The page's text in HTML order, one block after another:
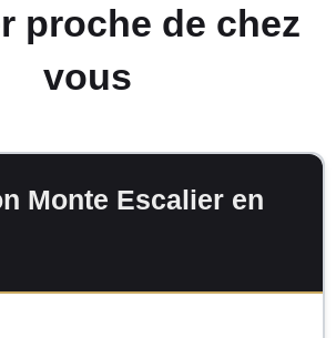
proche de chez
vous
Monte Escalier en